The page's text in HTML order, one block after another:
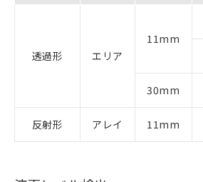
透過形 エリア
11mm
30mm
反射形 アレイ 11mm